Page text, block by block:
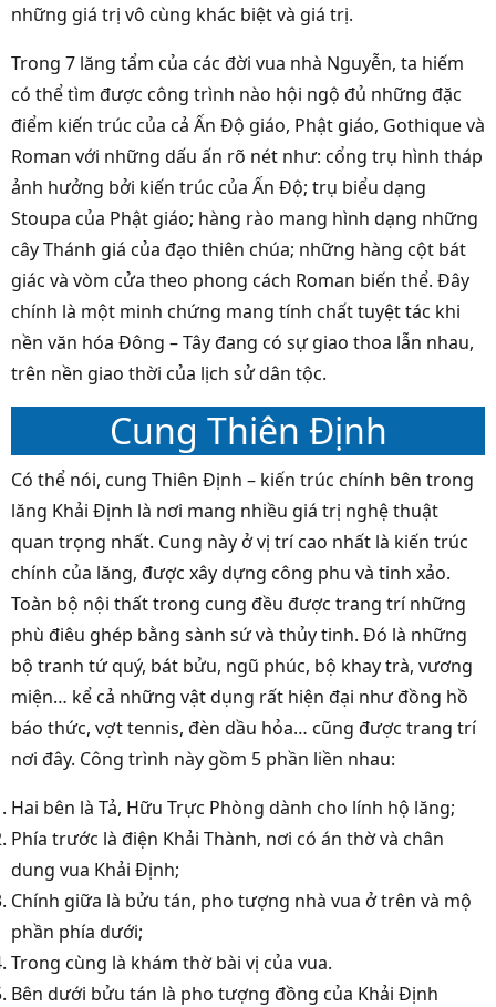
những giá trị vô cùng khác biệt và giá trị.
Trong 7 lăng tẩm của các đời vua nhà Nguyễn, ta hiếm
có thể tìm được công trình nào hội ngộ đủ những đặc
điểm kiến trúc của cả Ấn Độ giáo, Phật giáo, Gothique và
Roman với những dấu ấn rõ nét như: cổng trụ hình tháp
ảnh hưởng bởi kiến trúc của Ấn Ðộ; trụ biểu dạng
Stoupa của Phật giáo; hàng rào mang hình dạng những
cây Thánh giá của đạo thiên chúa; những hàng cột bát
giác và vòm cửa theo phong cách Roman biến thể. Đây
chính là một minh chứng mang tính chất tuyệt tác khi
nền văn hóa Đông – Tây đang có sự giao thoa lẫn nhau,
trên nền giao thời của lịch sử dân tộc.
Cung Thiên Định
Có thể nói, cung Thiên Định – kiến trúc chính bên trong
lăng Khải Định là nơi mang nhiều giá trị nghệ thuật
quan trọng nhất. Cung này ở vị trí cao nhất là kiến trúc
chính của lăng, được xây dựng công phu và tinh xảo.
Toàn bộ nội thất trong cung đều được trang trí những
phù điêu ghép bằng sành sứ và thủy tinh. Đó là những
bộ tranh tứ quý, bát bửu, ngũ phúc, bộ khay trà, vương
miện… kể cả những vật dụng rất hiện đại như đồng hồ
báo thức, vợt tennis, đèn dầu hỏa… cũng được trang trí
nơi đây. Công trình này gồm 5 phần liền nhau:
Hai bên là Tả, Hữu Trực Phòng dành cho lính hộ lăng;
Phía trước là điện Khải Thành, nơi có án thờ và chân
dung vua Khải Định;
Chính giữa là bửu tán, pho tượng nhà vua ở trên và mộ
phần phía dưới;
Trong cùng là khám thờ bài vị của vua.
Bên dưới bửu tán là pho tượng đồng của Khải Định